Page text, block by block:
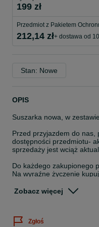
199 zł
Przedmiot z Pakietem
212,14 zł+ dostawa od
Stan: Nowe
OPIS
Suszarka nowa, w
Przed przyjazdem do nas,
dostępności przedmiotu-
sprzedaży jest wciąż
Do każdego zakupionego
Na wyraźne życzenie
Zapraszamy również do
Zobacz więcej
Zgłoś